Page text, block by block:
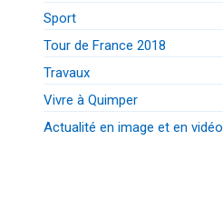
Sport
Tour de France 2018
Travaux
Vivre à Quimper
Actualité en image et en vidéo